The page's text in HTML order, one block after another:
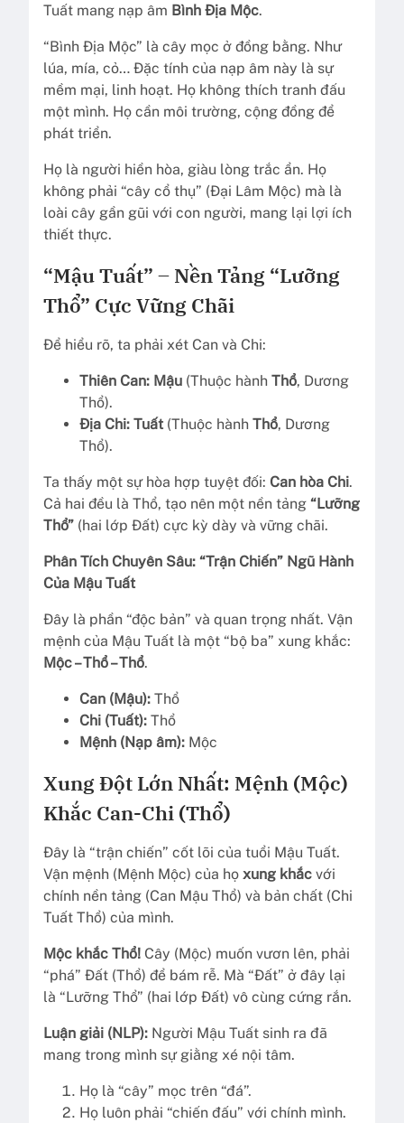
Tuất mang nạp âm Bình Địa Mộc.
“Bình Địa Mộc” là cây mọc ở đồng bằng. Như
lúa, mía, cỏ… Đặc tính của nạp âm này là sự
mềm mại, linh hoạt. Họ không thích tranh đấu
một mình. Họ cần môi trường, cộng đồng để
phát triển.
Họ là người hiền hòa, giàu lòng trắc ẩn. Họ
không phải “cây cổ thụ” (Đại Lâm Mộc) mà là
loài cây gần gũi với con người, mang lại lợi ích
thiết thực.
“Mậu Tuất” – Nền Tảng “Lưỡng
Thổ” Cực Vững Chãi
Để hiểu rõ, ta phải xét Can và Chi:
Thiên Can: Mậu (Thuộc hành Thổ, Dương
Thổ).
Địa Chi: Tuất (Thuộc hành Thổ, Dương
Thổ).
Ta thấy một sự hòa hợp tuyệt đối: Can hòa Chi.
Cả hai đều là Thổ, tạo nên một nền tảng “Lưỡng
Thổ” (hai lớp Đất) cực kỳ dày và vững chãi.
Phân Tích Chuyên Sâu: “Trận Chiến” Ngũ Hành
Của Mậu Tuất
Đây là phần “độc bản” và quan trọng nhất. Vận
mệnh của Mậu Tuất là một “bộ ba” xung khắc:
Mộc – Thổ – Thổ.
Can (Mậu): Thổ
Chi (Tuất): Thổ
Mệnh (Nạp âm): Mộc
Xung Đột Lớn Nhất: Mệnh (Mộc)
Khắc Can-Chi (Thổ)
Đây là “trận chiến” cốt lõi của tuổi Mậu Tuất.
Vận mệnh (Mệnh Mộc) của họ xung khắc với
chính nền tảng (Can Mậu Thổ) và bản chất (Chi
Tuất Thổ) của mình.
Mộc khắc Thổ! Cây (Mộc) muốn vươn lên, phải
“phá” Đất (Thổ) để bám rễ. Mà “Đất” ở đây lại
là “Lưỡng Thổ” (hai lớp Đất) vô cùng cứng rắn.
Luận giải (NLP): Người Mậu Tuất sinh ra đã
mang trong mình sự giằng xé nội tâm.
Họ là “cây” mọc trên “đá”.
Họ luôn phải “chiến đấu” với chính mình.